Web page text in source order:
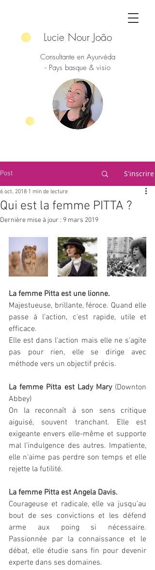
Lucie Nour João
Consultante en Ayurvéda
- Pays basque & visio
Post S'inscrire
Qui est la femme PITTA ?
6 oct. 2018 1 min de lecture
Dernière mise à jour : 9 mars 2019
La femme Pitta est une lionne.
Majestueuse, brillante, féroce. Quand elle
passe à l'action, c'est rapide, utile et
efficace.
Elle est dans l'action mais elle ne s'agite
pas pour rien, elle se dirige avec
méthode vers un objectif précis.
La femme Pitta est Lady Mary (Downton
Abbey)
On la reconnaît à son sens critique
aiguisé, souvent tranchant. Elle est
exigeante envers elle-même et supporte
mal l'indulgence des autres. Impatiente,
elle n'aime pas perdre son temps et elle
rejette la futilité.
La femme Pitta est Angela Davis.
Courageuse et radicale, elle va jusqu'au
bout de ses convictions et les défend
arme aux poing si nécessaire.
Passionnée par la connaissance et le
débat, elle étudie sans fin pour devenir
experte dans ses domaines.